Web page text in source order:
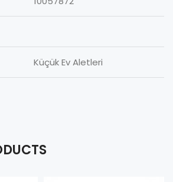
Küçük Ev Aletleri